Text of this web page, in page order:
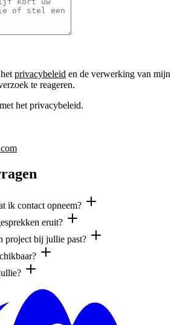
privacybeleid en de verwerking van mijn
te reageren.
het privacybeleid.
ik contact opneem?
eruit?
project bij jullie past?